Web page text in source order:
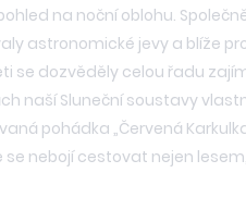
na noční oblohu.
astronomické jevy a blíže
se dozvěděly celou řadu
naší Sluneční soustavy
pohádka „Červená
se nebojí cestovat nejen